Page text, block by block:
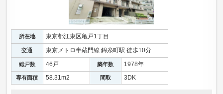
所在地 東京都江東区亀戸1丁目
交通 東京メトロ半蔵門線 錦糸町駅 徒歩10分
総戸数 46戸 築年数 1978年
専有面積 58.31m2 間取 3DK